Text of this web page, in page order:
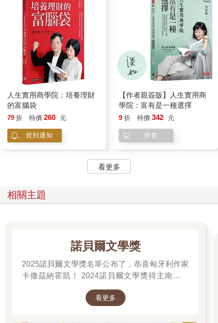
人生實用商學院：培養理財
的富腦袋
79 折 特價 260 元
貨到通知
【作者親簽版】人生實用商
學院：富有是一種選擇
9 折 特價 342 元
停售
看更多
相關主題
諾貝爾文學獎
2025諾貝爾文學獎名單公布了，恭喜匈牙利作家
卡撒茲納霍凱！ 2024諾貝爾文學獎得主南韓女
看更多